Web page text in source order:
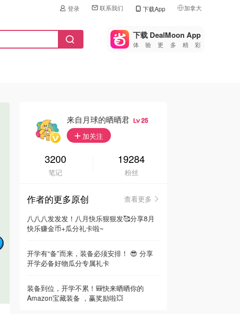
登录 联系我们 下载App 加拿大
🇺🇸
美国
🇨🇳中国
🇩🇪德国
🇮🇹
🇦🇺
🇳🇿新西兰
下载 DealMoon App
体验更多精彩
来自月球的晒晒君 25
加关注
3200
笔记
19284
粉丝
作者的更多原创
查看更多
八八八发发发！八月快乐狠狠发🥰分享8月
快乐赚金币+瓜分礼卡啦~
开学有“备”而来，装备必须安排！ 😎 分享
开学必备好物瓜分专属礼卡
装备到位，开学不累！🎒快来晒晒你的
Amazon宝藏装备 ，赢奖励啦💥